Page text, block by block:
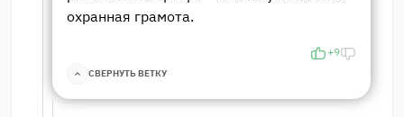
охранная грамота.
+9
СВЕРНУТЬ ВЕТКУ